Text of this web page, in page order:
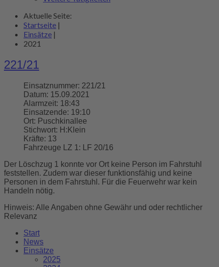
Aktuelle Seite:
Startseite |
Einsätze |
2021
221/21
Einsatznummer: 221/21
Datum: 15.09.2021
Alarmzeit: 18:43
Einsatzende: 19:10
Ort: Puschkinallee
Stichwort: H:Klein
Kräfte: 13
Fahrzeuge LZ 1:
LF 20/16
Der Löschzug 1 konnte vor Ort keine Person im Fahrstuhl
feststellen. Zudem war dieser funktionsfähig und keine
Personen in dem Fahrstuhl. Für die Feuerwehr war kein
Handeln nötig.
Hinweis: Alle Angaben ohne Gewähr und oder rechtlicher
Relevanz
Start
News
Einsätze
2025